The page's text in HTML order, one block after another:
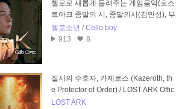
첼로로 새롭게 들려주는 게임음악(로스
트아크 종말의 시, 종말의시(김민성), 부
활한 심연의 군주)
첼로소년 / Cello boy
913
8
질서의 수호자, 카제로스 (Kazeroth, th
e Protector of Order) / LOST ARK Offic
ial Soundtrack
LOST ARK